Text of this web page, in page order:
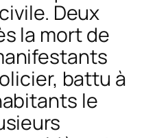
Deux
la mort de
battu à
le